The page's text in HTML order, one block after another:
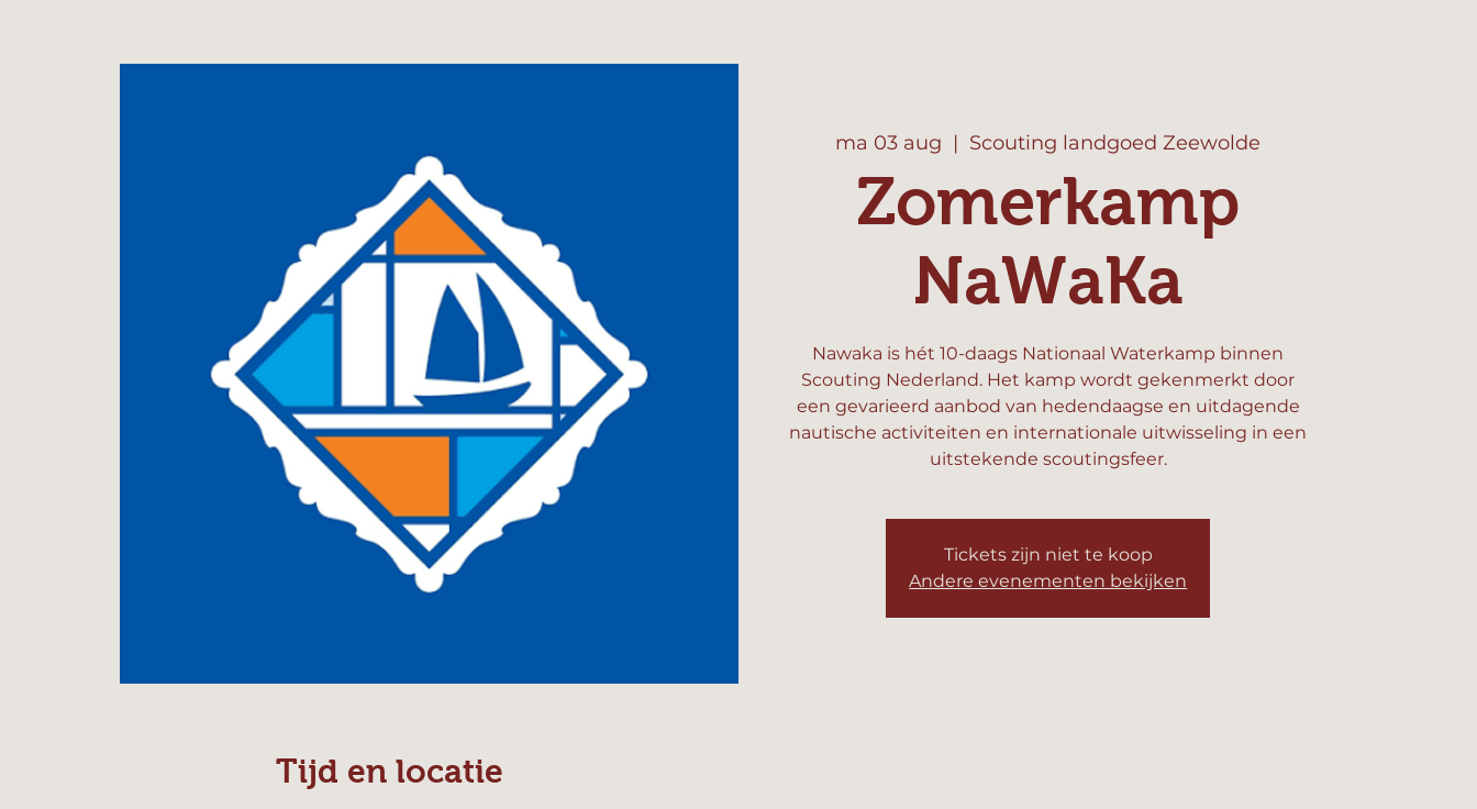
ma 03 aug
  |
Scouting landgoed Zeewolde
Zomerkamp
NaWaKa
Nawaka is hét 10-daags Nationaal Waterkamp binnen
Scouting Nederland. Het kamp wordt gekenmerkt door
een gevarieerd aanbod van hedendaagse en uitdagende
nautische activiteiten en internationale uitwisseling in een
uitstekende scoutingsfeer.
Tickets zijn niet te koop
Andere evenementen bekijken
Tijd en locatie